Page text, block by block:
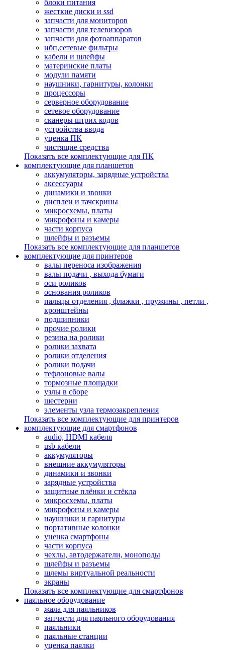
блоки питания
жесткие диски и ssd
запчасти для мониторов
запчасти для телевизоров
запчасти для фотоаппаратов
ибп,сетевые фильтры
кабели и шлейфы
материнские платы
модули памяти
наушники, гарнитуры, колонки
процессоры
серверное оборудование
сетевое оборудование
сканеры штрих кодов
устройства ввода
уценка ПК
чистящие средства
Показать все комплектующие для ПК
комплектующие для планшетов
аккумуляторы, зарядные устройства
аксессуары
динамики и звонки
дисплеи и тачскрины
микросхемы, платы
микрофоны и камеры
части корпуса
шлейфы и разъемы
Показать все комплектующие для планшетов
комплектующие для принтеров
валы переноса изображения
валы подачи , выхода бумаги
оси роликов
основания роликов
пальцы отделения , флажки , пружины , петли ,
кронштейны
подшипники
прочие ролики
резина на ролики
ролики захвата
ролики отделения
ролики подачи
тефлоновые валы
тормозные площадки
узлы в сборе
шестерни
элементы узла термозакрепления
Показать все комплектующие для принтеров
комплектующие для смартфонов
audio, HDMI кабеля
usb кабели
аккумуляторы
внешние аккумуляторы
динамики и звонки
зарядные устройства
защитные плёнки и стёкла
микросхемы, платы
микрофоны и камеры
наушники и гарнитуры
портативные колонки
уценка смартфоны
части корпуса
чехлы, автодержатели, моноподы
шлейфы и разъемы
шлемы виртуальной реальности
экраны
Показать все комплектующие для смартфонов
паяльное оборудование
жала для паяльников
запчасти для паяльного оборудования
паяльники
паяльные станции
уценка паялки